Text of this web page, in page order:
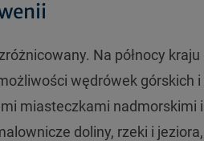
Na północy
wędrówek górskich
miasteczkami
doliny, rzeki i